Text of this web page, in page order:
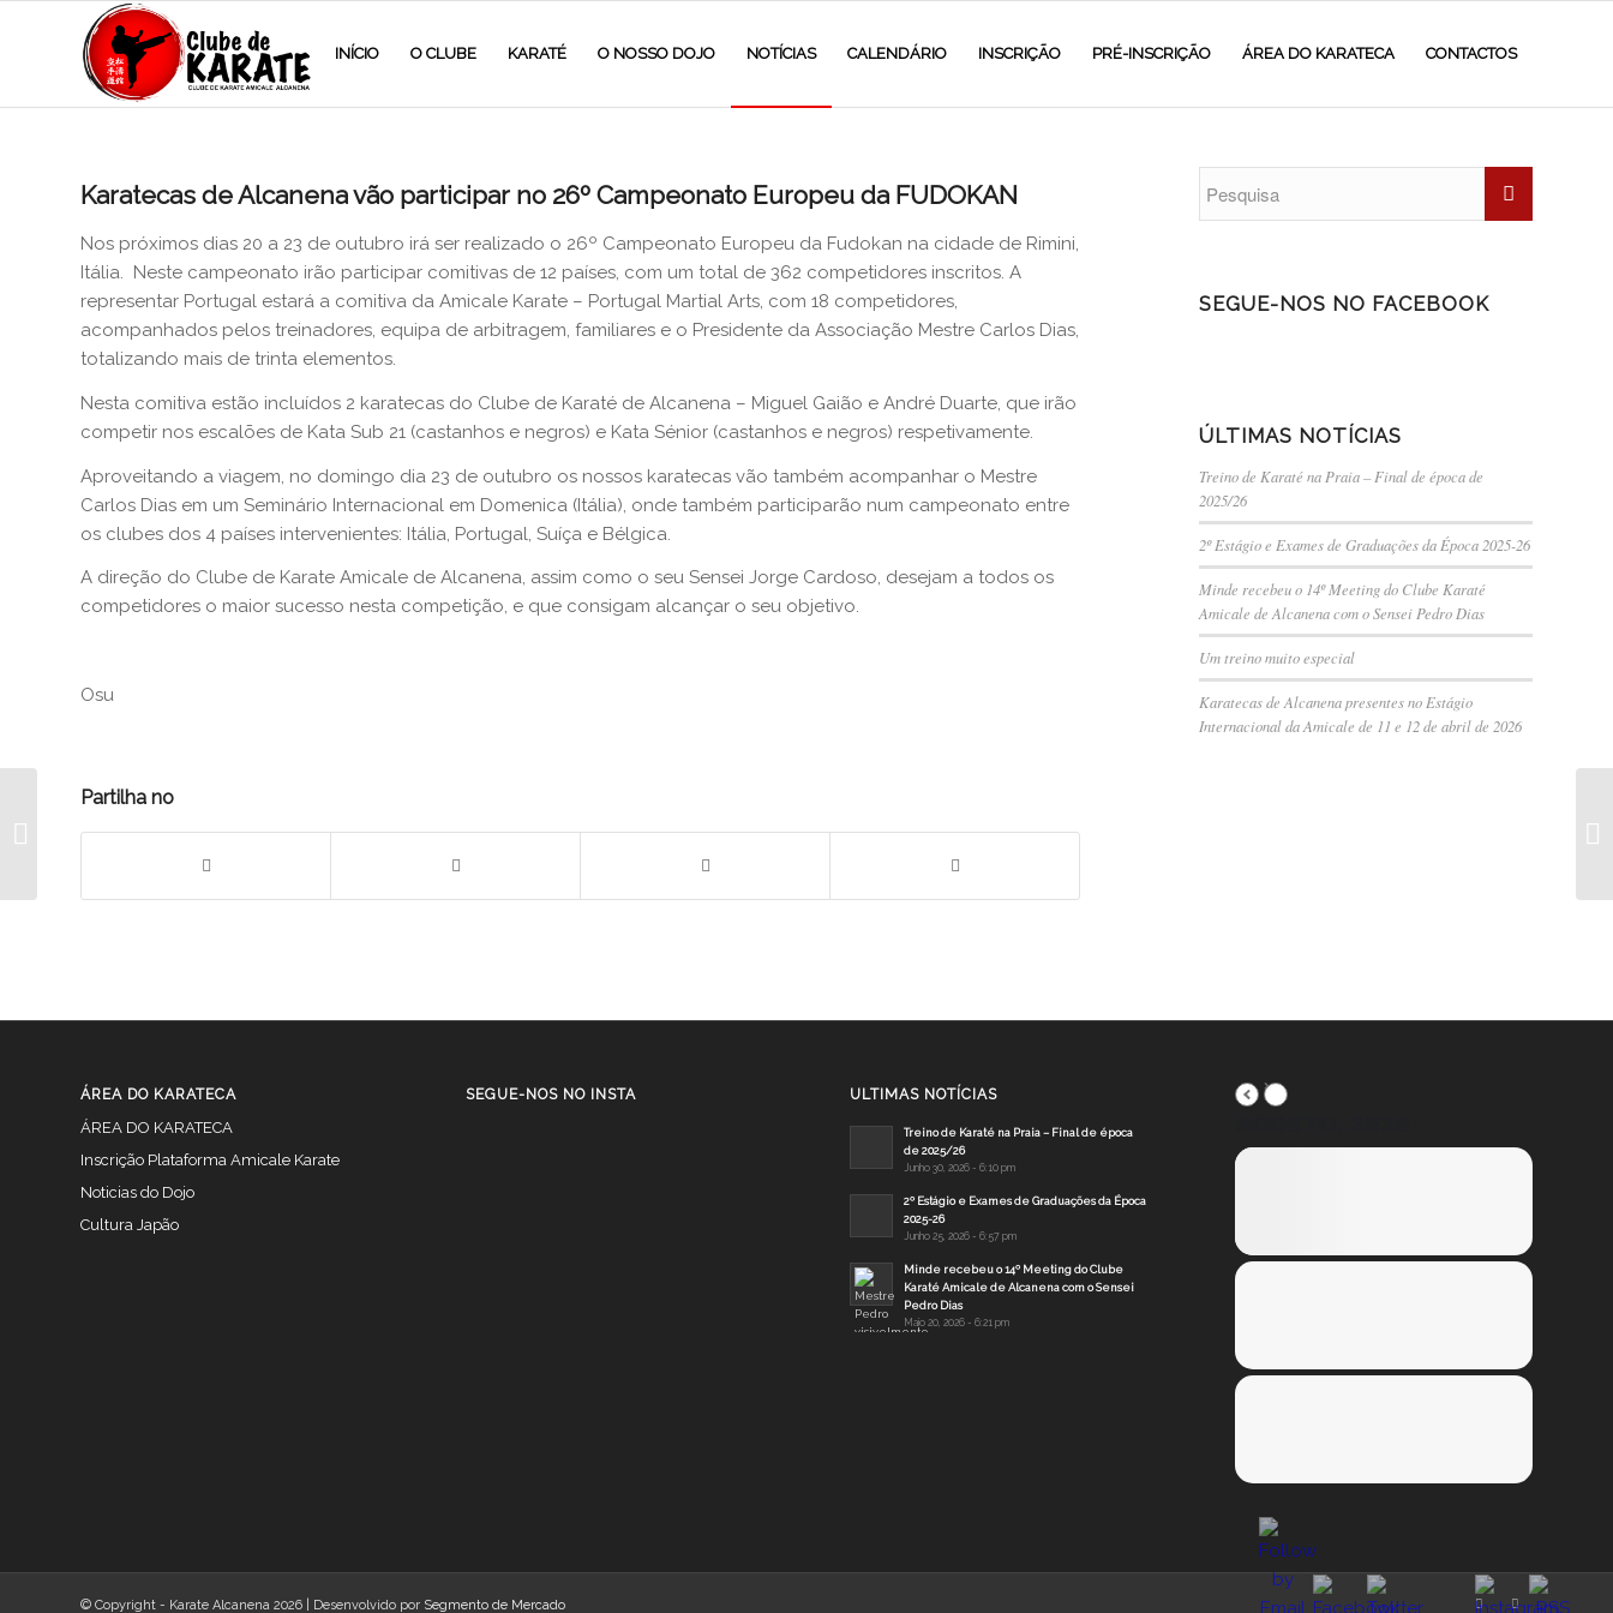
INÍCIO O CLUBE KARATÉ O NOSSO DOJO NOTÍCIAS CALENDÁRIO INSCRIÇÃO PRÉ-INSCRIÇÃO ÁREA DO KARATECA CONTACTOS
Karatecas de Alcanena vão participar no 26º Campeonato Europeu da FUDOKAN
Nos próximos dias 20 a 23 de outubro irá ser realizado o 26º Campeonato Europeu da Fudokan na cidade de Rimini,
Itália. Neste campeonato irão participar comitivas de 12 países, com um total de 362 competidores inscritos. A
representar Portugal estará a comitiva da Amicale Karate – Portugal Martial Arts, com 18 competidores,
acompanhados pelos treinadores, equipa de arbitragem, familiares e o Presidente da Associação Mestre Carlos Dias,
totalizando mais de trinta elementos.
Nesta comitiva estão incluídos 2 karatecas do Clube de Karaté de Alcanena – Miguel Gaião e André Duarte, que irão
competir nos escalões de Kata Sub 21 (castanhos e negros) e Kata Sénior (castanhos e negros) respetivamente.
Aproveitando a viagem, no domingo dia 23 de outubro os nossos karatecas vão também acompanhar o Mestre
Carlos Dias em um Seminário Internacional em Domenica (Itália), onde também participarão num campeonato entre
os clubes dos 4 países intervenientes: Itália, Portugal, Suíça e Bélgica.
A direção do Clube de Karate Amicale de Alcanena, assim como o seu Sensei Jorge Cardoso, desejam a todos os
competidores o maior sucesso nesta competição, e que consigam alcançar o seu objetivo.
Osu
Partilha no
SEGUE-NOS NO FACEBOOK
ÚLTIMAS NOTÍCIAS
Treino de Karaté na Praia – Final de época de
2025/26
2º Estágio e Exames de Graduações da Época 2025-26
Minde recebeu o 14º Meeting do Clube Karaté
Amicale de Alcanena com o Sensei Pedro Dias
Um treino muito especial
Karatecas de Alcanena presentes no Estágio
Internacional da Amicale de 11 e 12 de abril de 2026
ÁREA DO KARATECA
ÁREA DO KARATECA
Inscrição Plataforma Amicale Karate
Noticias do Dojo
Cultura Japão
SEGUE-NOS NO INSTA ULTIMAS NOTÍCIAS
Treino de Karaté na Praia – Final de época
de 2025/26
Junho 30, 2026 - 6:10 pm
2º Estágio e Exames de Graduações da Época
2025-26
Junho 25, 2026 - 6:57 pm
Minde recebeu o 14º Meeting do Clube
Karaté Amicale de Alcanena com o Sensei
Pedro Dias
Maio 20, 2026 - 6:21 pm
© Copyright - Karate Alcanena 2026 | Desenvolvido por Segmento de Mercado
Resultados -2º Estágio